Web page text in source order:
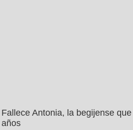
Fallece Antonia, la begijense
años